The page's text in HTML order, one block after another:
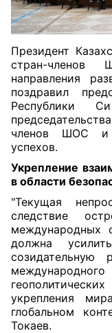
Президент
стран-членов
направления
поздравил
Республики
членов ШОС и
успехов.
Укрепление
в области
"Текущая
следствие
должна
созидательную
укрепления
глобальном
Токаев.